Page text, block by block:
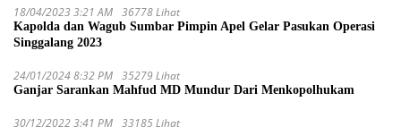
18/04/2023 3:21 AM 36778 Lihat
Kapolda dan Wagub Sumbar Pimpin Apel Gelar Pasukan Operasi
Singgalang 2023
24/01/2024 8:32 PM 35279 Lihat
Ganjar Sarankan Mahfud MD Mundur Dari Menkopolhukam
30/12/2022 3:41 PM 33185 Lihat